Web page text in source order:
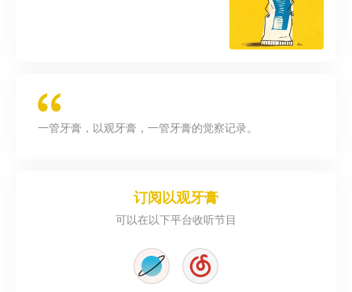
一管牙膏，以观牙膏，一管牙膏的觉察记录。
订阅 以观牙膏
可以在以下平台收听节目